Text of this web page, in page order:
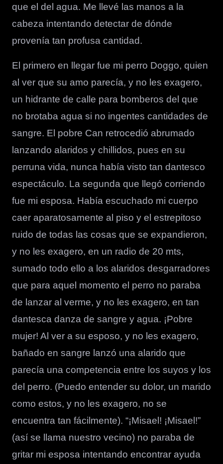
que el del agua. Me llevé las manos a la
cabeza intentando detectar de dónde
provenía tan profusa cantidad.
El primero en llegar fue mi perro Doggo, quien
al ver que su amo parecía, y no les exagero,
un hidrante de calle para bomberos del que
no brotaba agua si no ingentes cantidades de
sangre. El pobre Can retrocedió abrumado
lanzando alaridos y chillidos, pues en su
perruna vida, nunca había visto tan dantesco
espectáculo. La segunda que llegó corriendo
fue mi esposa. Había escuchado mi cuerpo
caer aparatosamente al piso y el estrepitoso
ruido de todas las cosas que se expandieron,
y no les exagero, en un radio de 20 mts,
sumado todo ello a los alaridos desgarradores
que para aquel momento el perro no paraba
de lanzar al verme, y no les exagero, en tan
dantesca danza de sangre y agua. ¡Pobre
mujer! Al ver a su esposo, y no les exagero,
bañado en sangre lanzó una alarido que
parecía una competencia entre los suyos y los
del perro. (Puedo entender su dolor, un marido
como estos, y no les exagero, no se
encuentra tan fácilmente). “¡Misael! ¡Misael!”
(así se llama nuestro vecino) no paraba de
gritar mi esposa intentando encontrar ayuda